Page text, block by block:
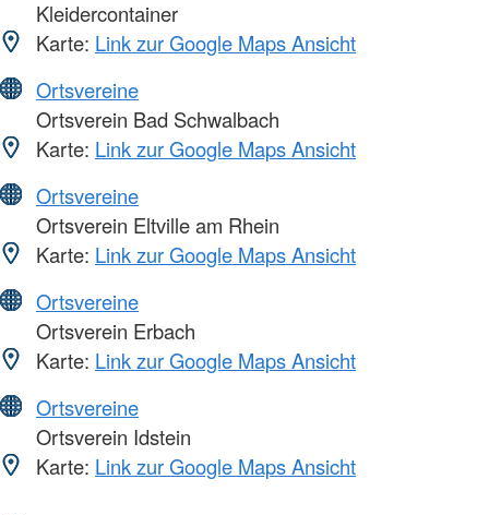
Kleidercontainer
Karte: Link zur Google Maps Ansicht
Ortsvereine
Ortsverein Bad Schwalbach
Karte: Link zur Google Maps Ansicht
Ortsvereine
Ortsverein Eltville am Rhein
Karte: Link zur Google Maps Ansicht
Ortsvereine
Ortsverein Erbach
Karte: Link zur Google Maps Ansicht
Ortsvereine
Ortsverein Idstein
Karte: Link zur Google Maps Ansicht